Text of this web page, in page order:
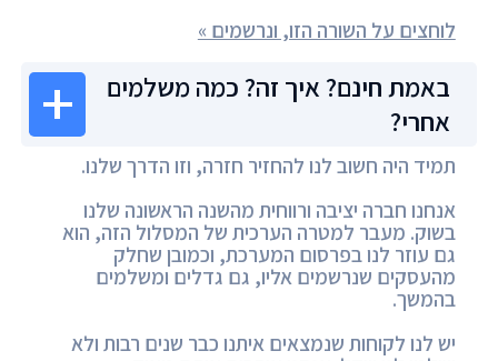
לוחצים על השורה הזו, ונרשמים »
באמת חינם? איך זה? כמה משלמים
אחרי?
תמיד היה חשוב לנו להחזיר חזרה, וזו הדרך שלנו.
אנחנו חברה יציבה ורווחית מהשנה הראשונה שלנו
בשוק. מעבר למטרה הערכית של המסלול הזה, הוא
גם עוזר לנו בפרסום המערכת, וכמובן שחלק
מהעסקים שנרשמים אליו, גם גדלים ומשלמים
בהמשך.
יש לנו לקוחות שנמצאים איתנו כבר שנים רבות ולא